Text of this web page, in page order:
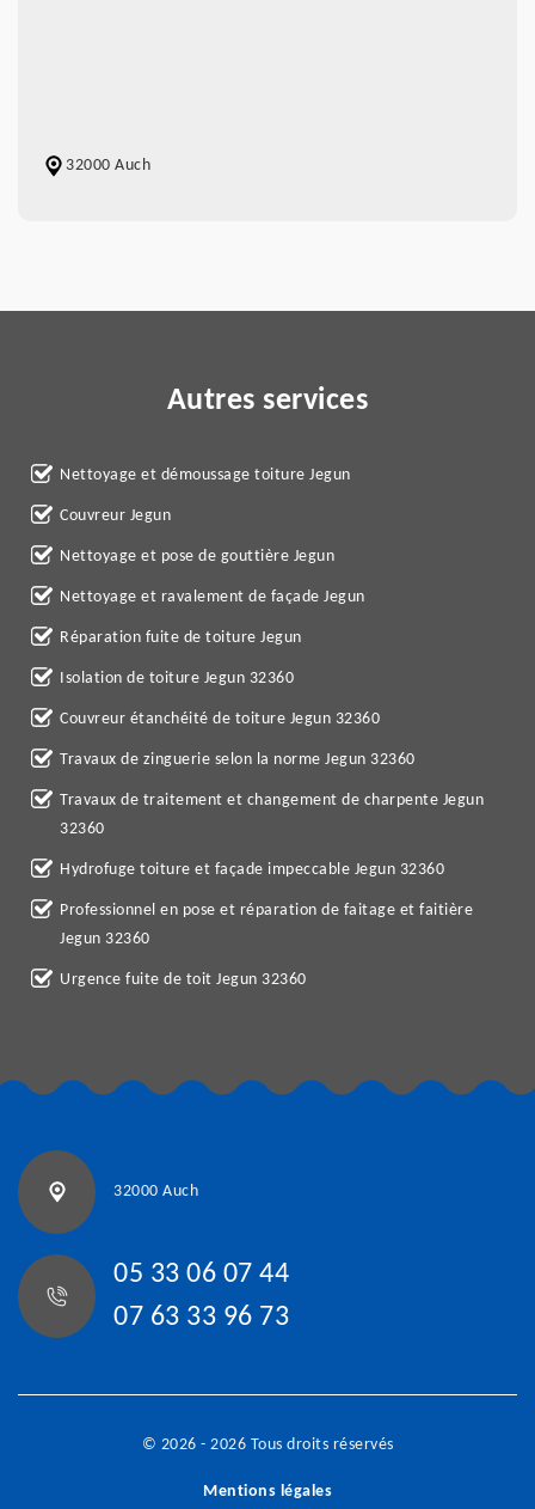
32000 Auch
Autres services
Nettoyage et démoussage toiture Jegun
Couvreur Jegun
Nettoyage et pose de gouttière Jegun
Nettoyage et ravalement de façade Jegun
Réparation fuite de toiture Jegun
Isolation de toiture Jegun 32360
Couvreur étanchéité de toiture Jegun 32360
Travaux de zinguerie selon la norme Jegun 32360
Travaux de traitement et changement de charpente Jegun
32360
Hydrofuge toiture et façade impeccable Jegun 32360
Professionnel en pose et réparation de faitage et faitière
Jegun 32360
Urgence fuite de toit Jegun 32360
32000 Auch
05 33 06 07 44
07 63 33 96 73
© 2026 - 2026 Tous droits réservés
Mentions légales